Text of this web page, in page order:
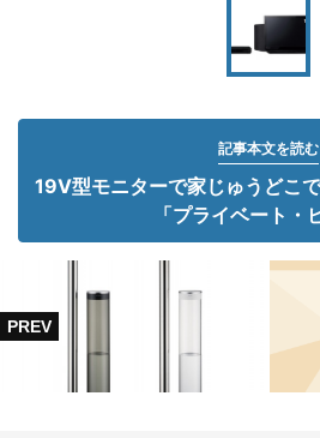
記事本文を読む
19V型モニターで家じゅうどこ
「プライベート・